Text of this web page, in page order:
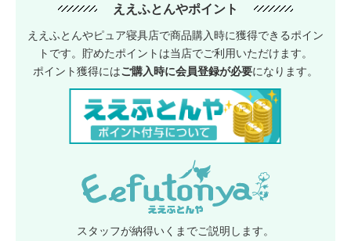
ええふとんやポイント
ええふとんやピュア寝具店で商品購入時に獲得できるポイン
トです。貯めたポイントは当店でご利用いただけます。
ポイント獲得にはご購入時に会員登録が必要になります。
スタッフが納得いくまでご説明します。